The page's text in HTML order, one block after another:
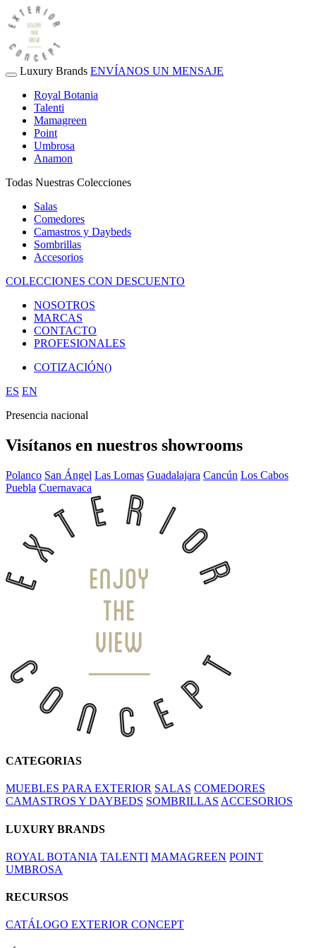
Luxury Brands ENVÍANOS UN MENSAJE
Royal Botania
Talenti
Mamagreen
Point
Umbrosa
Anamon
Todas Nuestras Colecciones
Salas
Comedores
Camastros y Daybeds
Sombrillas
Accesorios
COLECCIONES CON DESCUENTO
NOSOTROS
MARCAS
CONTACTO
PROFESIONALES
COTIZACIÓN()
ES EN
Presencia nacional
Visítanos en nuestros showrooms
Polanco San Ángel Las Lomas Guadalajara Cancún Los Cabos
Puebla Cuernavaca
CATEGORIAS
MUEBLES PARA EXTERIOR SALAS COMEDORES
CAMASTROS Y DAYBEDS SOMBRILLAS ACCESORIOS
LUXURY BRANDS
ROYAL BOTANIA TALENTI MAMAGREEN POINT
UMBROSA
RECURSOS
CATÁLOGO EXTERIOR CONCEPT